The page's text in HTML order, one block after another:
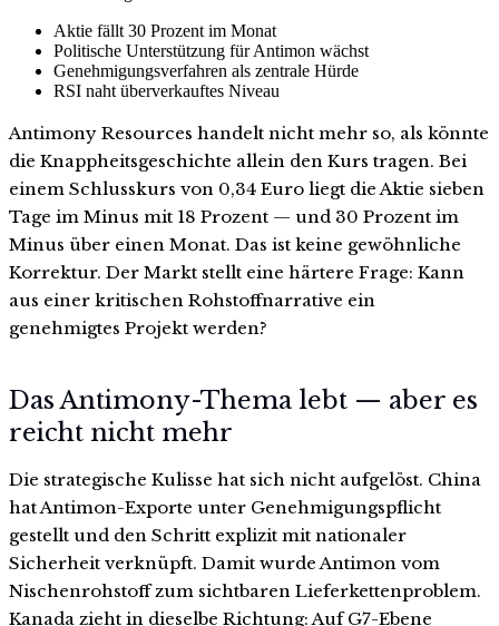
Aktie fällt 30 Prozent im Monat
Politische Unterstützung für Antimon wächst
Genehmigungsverfahren als zentrale Hürde
RSI naht überverkauftes Niveau
Antimony Resources handelt nicht mehr so, als könnte
die Knappheitsgeschichte allein den Kurs tragen. Bei
einem Schlusskurs von 0,34 Euro liegt die Aktie sieben
Tage im Minus mit 18 Prozent — und 30 Prozent im
Minus über einen Monat. Das ist keine gewöhnliche
Korrektur. Der Markt stellt eine härtere Frage: Kann
aus einer kritischen Rohstoffnarrative ein
genehmigtes Projekt werden?
Das Antimony-Thema lebt — aber es
reicht nicht mehr
Die strategische Kulisse hat sich nicht aufgelöst. China
hat Antimon-Exporte unter Genehmigungspflicht
gestellt und den Schritt explizit mit nationaler
Sicherheit verknüpft. Damit wurde Antimon vom
Nischenrohstoff zum sichtbaren Lieferkettenproblem.
Kanada zieht in dieselbe Richtung: Auf G7-Ebene